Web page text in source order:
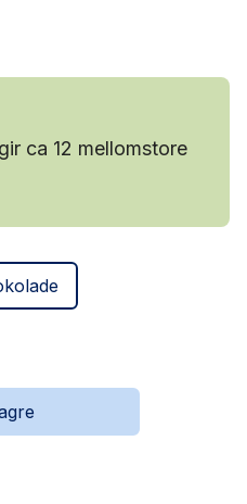
ca 12 mellomstore